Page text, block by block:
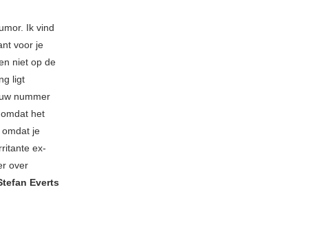
Ik vind
voor je
niet op de
ligt
nummer
het
je
ex-
over
Everts